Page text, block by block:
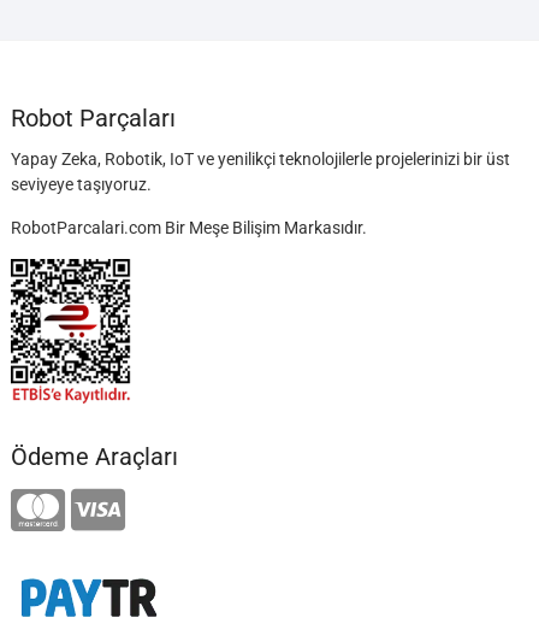
Robot Parçaları
Yapay Zeka, Robotik, IoT ve yenilikçi teknolojilerle projelerinizi bir üst
seviyeye taşıyoruz.
RobotParcalari.com Bir Meşe Bilişim Markasıdır.
Ödeme Araçları